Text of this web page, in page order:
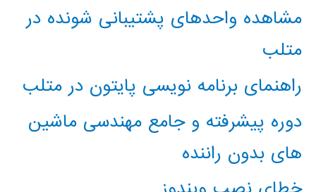
مشاهده واحدهای پشتیبانی شونده در
متلب
راهنمای برنامه نویسی پایتون در متلب
دوره پیشرفته و جامع مهندسی ماشین
های بدون راننده